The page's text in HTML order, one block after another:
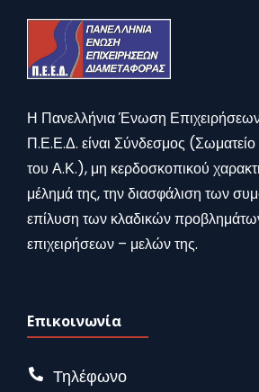
Η Πανελλήνια Ένωση
Π.Ε.Ε.Δ. είναι Σύνδεσμος
του Α.Κ.), μη κερδοσκοπικού
μέλημά της, την διασφάλιση των
επίλυση των κλαδικών
επιχειρήσεων – μελών της.
Επικοινωνία
Τηλέφωνο